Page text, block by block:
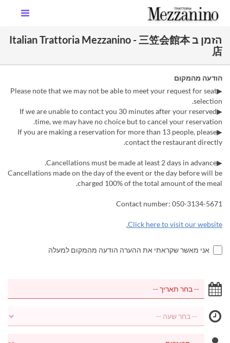
הזמן ב Italian Trattoria Mezzanino - 三笠会館本
店
הודעה מהמקום
▶Please note that we may not be able to meet your request for seat
selection.
▶If we are unable to contact you 30 minutes after your reserved
time, we may have no choice but to cancel your reservation.
▶If you are making a reservation for more than 13 people, please
contact the restaurant directly.
▶Cancellations must be made at least 2 days in advance.
Cancellations made on the day of the event or the day before will be
charged 100% of the total amount of the meal.
Contact number: 050-3134-5671
Click here to visit our website.
אני מאשר שקראתי את ההערה הודעה מהמקום למעלה